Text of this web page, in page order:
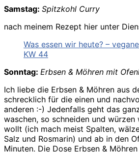
Samstag: Spitzkohl Curry
nach meinem Rezept hier unter
Was essen wir heute? –
KW 44
Sonntag: Erbsen & Möhren mit
Ich liebe die Erbsen & Möhren aus
schrecklich für die einen und
anderen :-) Jedenfalls geht das
waschen, so schneiden und würzen
wollt (ich mach meist Spalten,
Salz und Rosmarin) und ab in den
Minuten. Die Dose Erbsen &